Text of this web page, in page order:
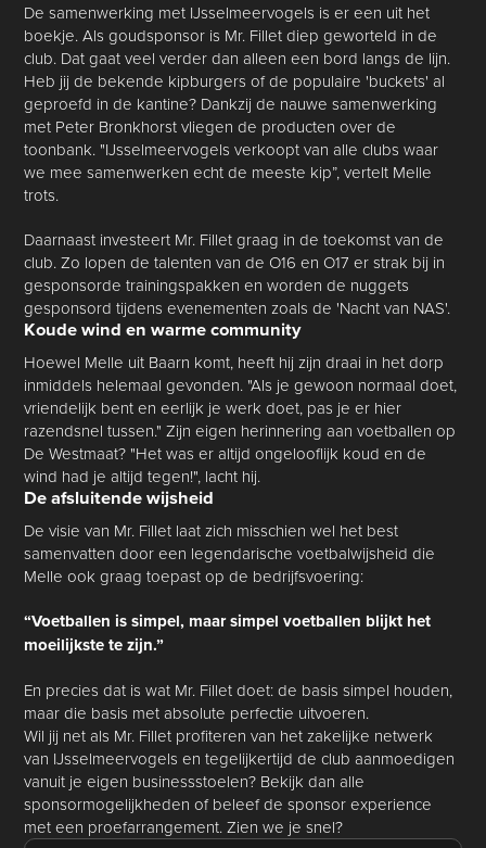
De samenwerking met IJsselmeervogels is er een uit het
boekje. Als goudsponsor is Mr. Fillet diep geworteld in de
club. Dat gaat veel verder dan alleen een bord langs de lijn.
Heb jij de bekende kipburgers of de populaire 'buckets' al
geproefd in de kantine? Dankzij de nauwe samenwerking
met Peter Bronkhorst vliegen de producten over de
toonbank. "IJsselmeervogels verkoopt van alle clubs waar
we mee samenwerken echt de meeste kip”, vertelt Melle
trots.
Daarnaast investeert Mr. Fillet graag in de toekomst van de
club. Zo lopen de talenten van de O16 en O17 er strak bij in
gesponsorde trainingspakken en worden de nuggets
gesponsord tijdens evenementen zoals de 'Nacht van NAS'.
Koude wind en warme community
Hoewel Melle uit Baarn komt, heeft hij zijn draai in het dorp
inmiddels helemaal gevonden. "Als je gewoon normaal doet,
vriendelijk bent en eerlijk je werk doet, pas je er hier
razendsnel tussen." Zijn eigen herinnering aan voetballen op
De Westmaat? "Het was er altijd ongelooflijk koud en de
wind had je altijd tegen!", lacht hij.
De afsluitende wijsheid
De visie van Mr. Fillet laat zich misschien wel het best
samenvatten door een legendarische voetbalwijsheid die
Melle ook graag toepast op de bedrijfsvoering:
“Voetballen is simpel, maar simpel voetballen blijkt het
moeilijkste te zijn.”
En precies dat is wat Mr. Fillet doet: de basis simpel houden,
maar die basis met absolute perfectie uitvoeren.
Wil jij net als Mr. Fillet profiteren van het zakelijke netwerk
van IJsselmeervogels en tegelijkertijd de club aanmoedigen
vanuit je eigen businessstoelen? Bekijk dan alle
sponsormogelijkheden of beleef de sponsor experience
met een proefarrangement. Zien we je snel?